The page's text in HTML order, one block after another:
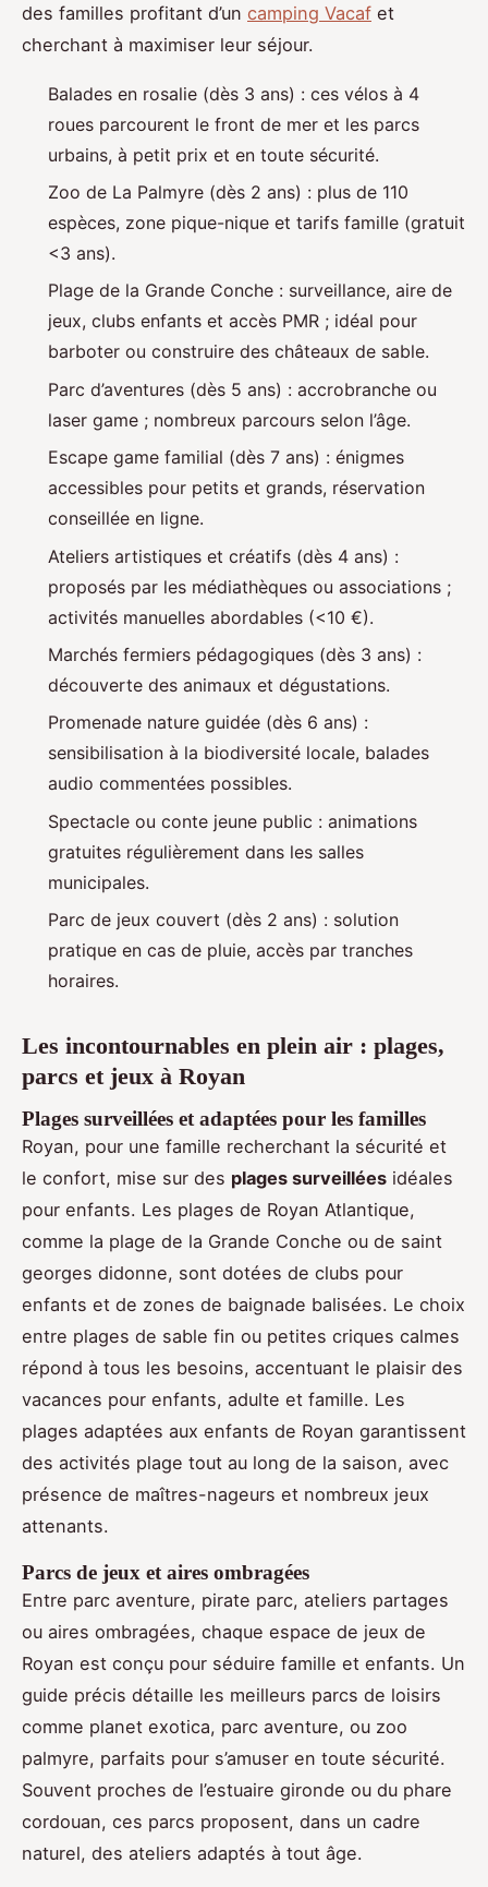
des familles profitant d’un camping Vacaf et
cherchant à maximiser leur séjour.
Balades en rosalie (dès 3 ans) : ces vélos à 4
roues parcourent le front de mer et les parcs
urbains, à petit prix et en toute sécurité.
Zoo de La Palmyre (dès 2 ans) : plus de 110
espèces, zone pique-nique et tarifs famille (gratuit
<3 ans).
Plage de la Grande Conche : surveillance, aire de
jeux, clubs enfants et accès PMR ; idéal pour
barboter ou construire des châteaux de sable.
Parc d’aventures (dès 5 ans) : accrobranche ou
laser game ; nombreux parcours selon l’âge.
Escape game familial (dès 7 ans) : énigmes
accessibles pour petits et grands, réservation
conseillée en ligne.
Ateliers artistiques et créatifs (dès 4 ans) :
proposés par les médiathèques ou associations ;
activités manuelles abordables (<10 €).
Marchés fermiers pédagogiques (dès 3 ans) :
découverte des animaux et dégustations.
Promenade nature guidée (dès 6 ans) :
sensibilisation à la biodiversité locale, balades
audio commentées possibles.
Spectacle ou conte jeune public : animations
gratuites régulièrement dans les salles
municipales.
Parc de jeux couvert (dès 2 ans) : solution
pratique en cas de pluie, accès par tranches
horaires.
Les incontournables en plein air : plages,
parcs et jeux à Royan
Plages surveillées et adaptées pour les familles
Royan, pour une famille recherchant la sécurité et
le confort, mise sur des plages surveillées idéales
pour enfants. Les plages de Royan Atlantique,
comme la plage de la Grande Conche ou de saint
georges didonne, sont dotées de clubs pour
enfants et de zones de baignade balisées. Le choix
entre plages de sable fin ou petites criques calmes
répond à tous les besoins, accentuant le plaisir des
vacances pour enfants, adulte et famille. Les
plages adaptées aux enfants de Royan garantissent
des activités plage tout au long de la saison, avec
présence de maîtres-nageurs et nombreux jeux
attenants.
Parcs de jeux et aires ombragées
Entre parc aventure, pirate parc, ateliers partages
ou aires ombragées, chaque espace de jeux de
Royan est conçu pour séduire famille et enfants. Un
guide précis détaille les meilleurs parcs de loisirs
comme planet exotica, parc aventure, ou zoo
palmyre, parfaits pour s’amuser en toute sécurité.
Souvent proches de l’estuaire gironde ou du phare
cordouan, ces parcs proposent, dans un cadre
naturel, des ateliers adaptés à tout âge.